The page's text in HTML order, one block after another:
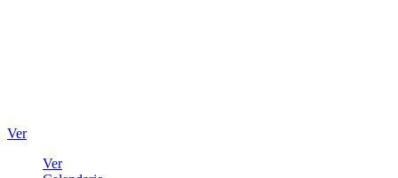
Ver
Ver